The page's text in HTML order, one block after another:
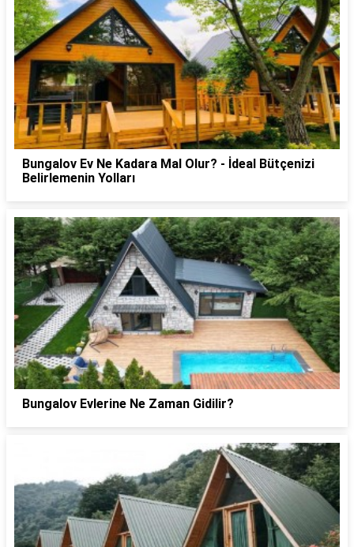
Bungalov Ev Ne Kadara Mal Olur? - İdeal Bütçenizi
Belirlemenin Yolları
Bungalov Evlerine Ne Zaman Gidilir?